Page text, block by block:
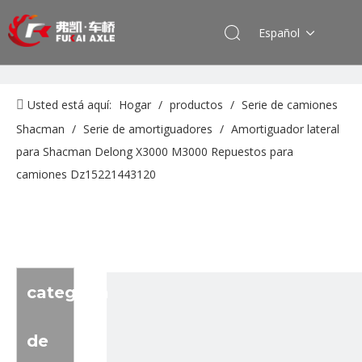
Español
Usted está aquí: Hogar / productos / Serie de camiones
Shacman / Serie de amortiguadores / Amortiguador lateral
para Shacman Delong X3000 M3000 Repuestos para
camiones Dz15221443120
categoria
de